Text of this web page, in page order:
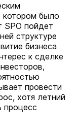
котором было
SPO пойдет
структуре
бизнеса
к сделке
провести
хотя летний
процесс